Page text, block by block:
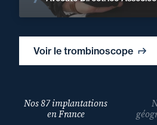
Voir le trombinoscope
Nos 87 implantations
en France